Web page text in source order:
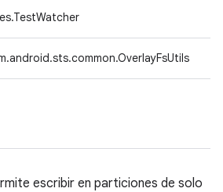
escribir en particiones de solo